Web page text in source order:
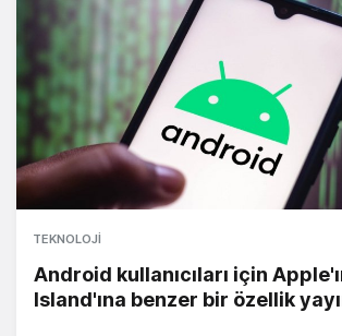
TEKNOLOJI
Android kullanıcıları için
Island'ına benzer bir özellik